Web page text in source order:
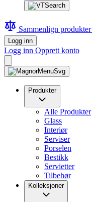
Sammenlign produkter
Logg inn
Logg inn Opprett konto
Produkter
Alle Produkter
Glass
Interiør
Serviser
Porselen
Bestikk
Servietter
Tilbehør
Kolleksjoner